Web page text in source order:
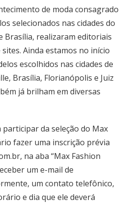
de moda consagrado
selecionados nas cidades do
Brasília, realizaram editoriais
Ainda estamos no início
escolhidos nas cidades de
Brasília, Florianópolis e Juiz
já brilham em diversas
participar da seleção do Max
fazer uma inscrição prévia
, na aba “Max Fashion
um e-mail de
um contato telefônico,
e dia que ele deverá